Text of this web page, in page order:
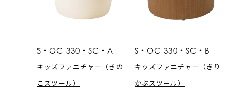
S・OC-330・SC・A
キッズファニチャー（きの
こスツール）
S・OC-330・SC・B
キッズファニチャー（きり
かぶスツール）